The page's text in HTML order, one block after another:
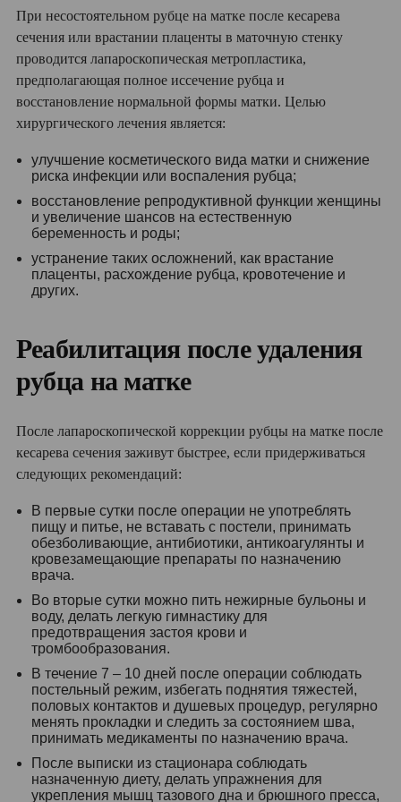
При несостоятельном рубце на матке после кесарева
сечения или врастании плаценты в маточную стенку
проводится лапароскопическая метропластика,
предполагающая полное иссечение рубца и
восстановление нормальной формы матки. Целью
хирургического лечения является:
улучшение косметического вида матки и снижение
риска инфекции или воспаления рубца;
восстановление репродуктивной функции женщины
и увеличение шансов на естественную
беременность и роды;
устранение таких осложнений, как врастание
плаценты, расхождение рубца, кровотечение и
других.
Реабилитация после удаления
рубца на матке
После лапароскопической коррекции рубцы на матке после
кесарева сечения заживут быстрее, если придерживаться
следующих рекомендаций:
В первые сутки после операции не употреблять
пищу и питье, не вставать с постели, принимать
обезболивающие, антибиотики, антикоагулянты и
кровезамещающие препараты по назначению
врача.
Во вторые сутки можно пить нежирные бульоны и
воду, делать легкую гимнастику для
предотвращения застоя крови и
тромбообразования.
В течение 7 – 10 дней после операции соблюдать
постельный режим, избегать поднятия тяжестей,
половых контактов и душевых процедур, регулярно
менять прокладки и следить за состоянием шва,
принимать медикаменты по назначению врача.
После выписки из стационара соблюдать
назначенную диету, делать упражнения для
укрепления мышц тазового дна и брюшного пресса,